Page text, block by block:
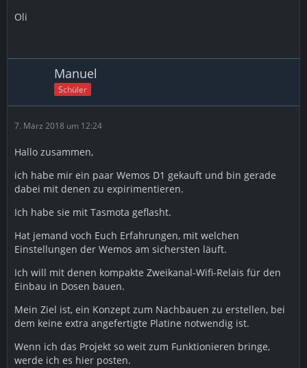
Oli
Manuel
Schüler
7. März 2018 um 12:24
Hallo zusammen,
ich habe mir ein paar Wemos D1 gekauft und bin gerade
dabei mit denen zu expirimentieren.
Ich habe sie mit Tasmota geflasht.
Hat jemand voch Euch Erfahrungen, mit welchen
Einstellungen der Wemos am sichersten läuft.
Ich will mit denen kompakte Zweikanal-Wifi-Relais für den
Einbau in Dosen bauen.
Mein Ziel ist, ein Konzept zum Nachbauen zu erstellen, bei
dem keine extra angefertigte Platine notwendig ist.
Wenn ich das Projekt so weit zum Funktionieren bringe,
werde ich es hier posten.